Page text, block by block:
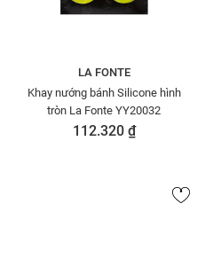
LA FONTE
Khay nướng bánh Silicone hình
tròn La Fonte YY20032
112.320 ₫